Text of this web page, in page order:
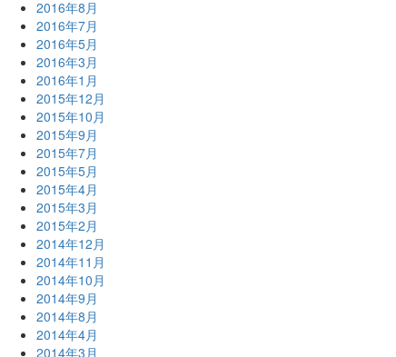
2016年8月
2016年7月
2016年5月
2016年3月
2016年1月
2015年12月
2015年10月
2015年9月
2015年7月
2015年5月
2015年4月
2015年3月
2015年2月
2014年12月
2014年11月
2014年10月
2014年9月
2014年8月
2014年4月
2014年3月